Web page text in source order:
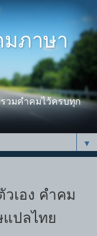
ภาษา
วมคำคมไว้ครบทุก
▼
เอง คำคม
ปลไทย